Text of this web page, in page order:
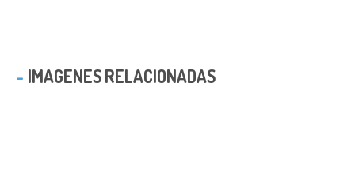
IMAGENES RELACIONADAS